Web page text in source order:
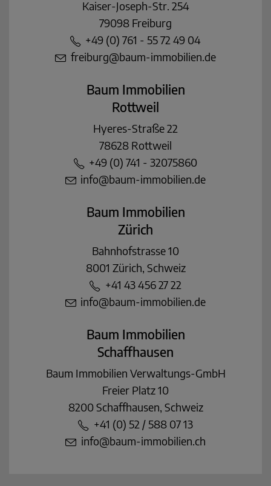
Kaiser-Joseph-Str. 254
79098 Freiburg
+49 (0) 761 - 55 72 49 04
freiburg@baum-immobilien.de
Baum Immobilien
Rottweil
Hyeres-Straße 22
78628 Rottweil
+49 (0) 741 - 32075860
info@baum-immobilien.de
Baum Immobilien
Zürich
Bahnhofstrasse 10
8001 Zürich, Schweiz
+41 43 456 27 22
info@baum-immobilien.de
Baum Immobilien
Schaffhausen
Baum Immobilien Verwaltungs-GmbH
Freier Platz 10
8200 Schaffhausen, Schweiz
+41 (0) 52 / 588 07 13
info@baum-immobilien.ch